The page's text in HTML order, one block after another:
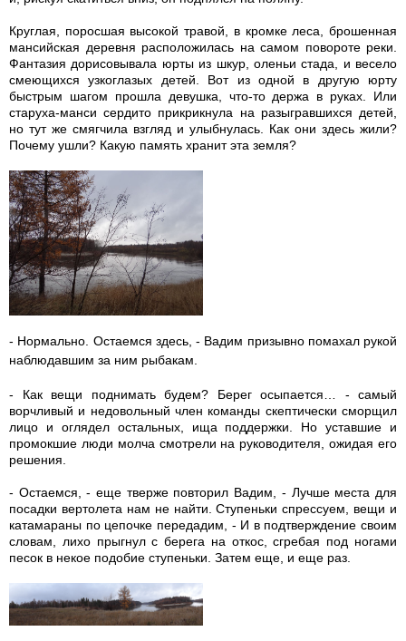
Круглая, поросшая высокой травой, в кромке леса, брошенная
мансийская деревня расположилась на самом повороте реки.
Фантазия дорисовывала юрты из шкур, оленьи стада, и весело
смеющихся узкоглазых детей. Вот из одной в другую юрту
быстрым шагом прошла девушка, что-то держа в руках. Или
старуха-манси сердито прикрикнула на разыгравшихся детей,
но тут же смягчила взгляд и улыбнулась. Как они здесь жили?
Почему ушли? Какую память хранит эта земля?
- Нормально. Остаемся здесь, - Вадим призывно помахал рукой
наблюдавшим за ним рыбакам.
- Как вещи поднимать будем? Берег осыпается… - самый
ворчливый и недовольный член команды скептически сморщил
лицо и оглядел остальных, ища поддержки. Но уставшие и
промокшие люди молча смотрели на руководителя, ожидая его
решения.
- Остаемся, - еще тверже повторил Вадим, - Лучше места для
посадки вертолета нам не найти. Ступеньки спрессуем, вещи и
катамараны по цепочке передадим, - И в подтверждение своим
словам, лихо прыгнул с берега на откос, сгребая под ногами
песок в некое подобие ступеньки. Затем еще, и еще раз.